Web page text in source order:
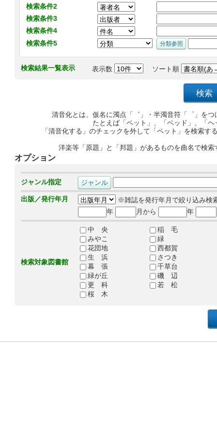
検索条件2
検索条件3
検索条件4
検索条件5
検索結果一覧表示 表示数 ソート順
清音化とは、仮名に濁点「゛」・半濁音符「゜」を
たとえば「ペット」、「ベッド」、「
「清音化する」のチェックを外して「ペット」を検索
洋楽等「原題」と「邦題」があるものを曲名で検
オプション
ジャンル指定
出版／発行年月
※雑誌を発行年月で絞り込み検
年
月から 年
検索対象図書館
中 央
稲 毛
みやこ
緑
花団地
西都賀
生 浜
さつき
幕 張
千草台
緑が丘
磯 辺
更 科
若 松
桜 木